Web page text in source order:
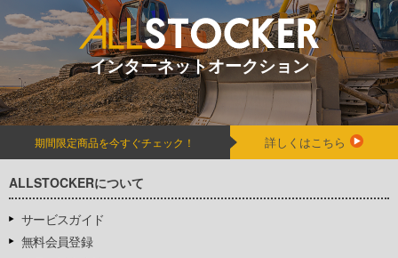
インターネットオークション
期間限定商品を今すぐチェック！ 詳しくはこちら
ALLSTOCKERについて
サービスガイド
無料会員登録